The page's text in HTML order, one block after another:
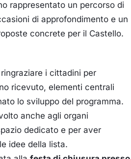
rappresentato un percorso di
di approfondimento e un
concrete per il Castello.
i cittadini per
ricevuto, elementi centrali
lo sviluppo del programma.
anche agli organi
dedicato e per aver
idee della lista.